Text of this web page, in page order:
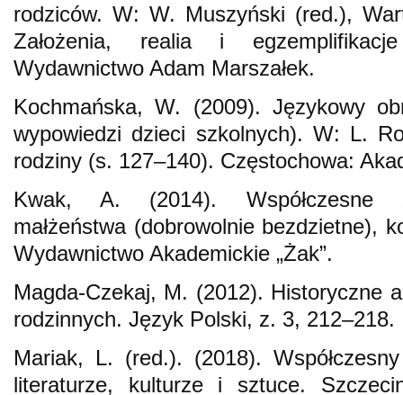
rodziców. W: W. Muszyński (red.),
Założenia, realia i
Wydawnictwo Adam Marszałek.
Kochmańska, W. (2009). Językowy
wypowiedzi dzieci szkolnych). W: L.
rodziny (s. 127–140). Częstochowa:
Kwak, A. (2014). Współczesne
małżeństwa (dobrowolnie bezdzietne),
Wydawnictwo Akademickie „Żak”.
Magda-Czekaj, M. (2012). Historyczne
rodzinnych. Język Polski, z. 3, 212–218.
Mariak, L. (red.). (2018).
literaturze, kulturze i sztuce.